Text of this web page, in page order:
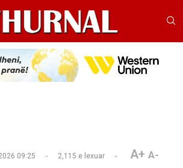
09:25 2,115 e lexuar A+ A-